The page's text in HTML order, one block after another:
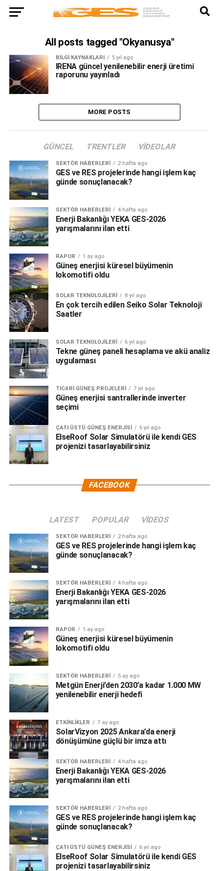
All posts tagged "Okyanusya"
BILGI KAYNAKLARI 5 yıl ago
IRENA güncel yenilenebilir enerji üretimi
raporunu yayınladı
MORE POSTS
GÜNCEL TRENTLER VIDEOLAR
SEKTÖR HABERLERI 2 hafta ago
GES ve RES projelerinde hangi işlem kaç
günde sonuçlanacak?
SEKTÖR HABERLERI 4 hafta ago
Enerji Bakanlığı YEKA GES-2026
yarışmalarını ilan etti
RAPOR 1 ay ago
Güneş enerjisi küresel büyümenin
lokomotifi oldu
SOLAR TEKNOLOJILERI 8 yıl ago
En çok tercih edilen Seiko Solar Teknoloji
Saatler
SOLAR TEKNOLOJILERI 6 yıl ago
Tekne güneş paneli hesaplama ve akü analiz
uygulaması
TICARI GÜNEŞ PROJELERI 7 yıl ago
Güneş enerjisi santrallerinde inverter
seçimi
ÇATI ÜSTÜ GÜNEŞ ENERJISI 6 yıl ago
ElseRoof Solar Simulatörü ile kendi GES
projenizi tasarlayabilirsiniz
FACEBOOK
LATEST POPULAR VIDEOS
SEKTÖR HABERLERI 2 hafta ago
GES ve RES projelerinde hangi işlem kaç
günde sonuçlanacak?
SEKTÖR HABERLERI 4 hafta ago
Enerji Bakanlığı YEKA GES-2026
yarışmalarını ilan etti
RAPOR 1 ay ago
Güneş enerjisi küresel büyümenin
lokomotifi oldu
SEKTÖR HABERLERI 5 ay ago
Metgün Enerji’den 2030’a kadar 1.000 MW
yenilenebilir enerji hedefi
ETKINLIKLER 7 ay ago
SolarVizyon 2025 Ankara’da enerji
dönüşümüne güçlü bir imza attı
SEKTÖR HABERLERI 4 hafta ago
Enerji Bakanlığı YEKA GES-2026
yarışmalarını ilan etti
SEKTÖR HABERLERI 2 hafta ago
GES ve RES projelerinde hangi işlem kaç
günde sonuçlanacak?
ÇATI ÜSTÜ GÜNEŞ ENERJISI 6 yıl ago
ElseRoof Solar Simulatörü ile kendi GES
projenizi tasarlayabilirsiniz